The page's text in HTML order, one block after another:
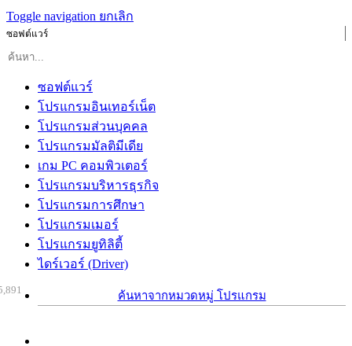
Toggle navigation ยกเลิก
ซอฟต์แวร์
ซอฟต์แวร์
โปรแกรมอินเทอร์เน็ต
โปรแกรมส่วนบุคคล
โปรแกรมมัลติมีเดีย
เกม PC คอมพิวเตอร์
โปรแกรมบริหารธุรกิจ
โปรแกรมการศึกษา
โปรแกรมเมอร์
โปรแกรมยูทิลิตี้
ไดร์เวอร์ (Driver)
ค้นหาจากหมวดหมู่ โปรแกรม